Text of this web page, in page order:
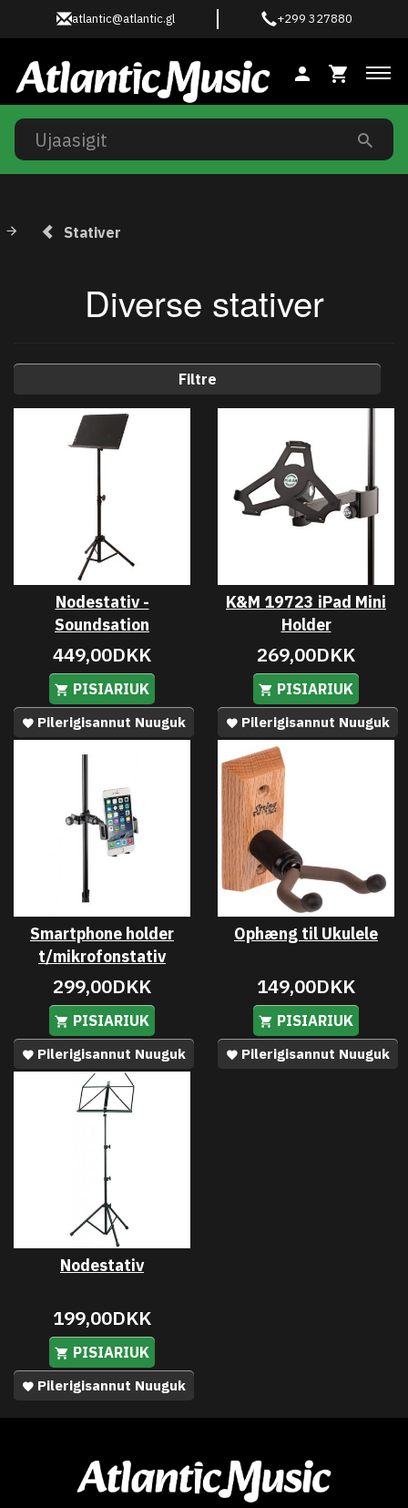
atlantic@atlantic.gl +299 327880
Stativer
Diverse stativer
Filtre
Nodestativ -
Soundsation
449,00DKK
PISIARIUK
Pilerigisannut Nuuguk
K&M 19723 iPad Mini
Holder
269,00DKK
PISIARIUK
Pilerigisannut Nuuguk
Smartphone holder
t/mikrofonstativ
299,00DKK
PISIARIUK
Pilerigisannut Nuuguk
Ophæng til Ukulele
149,00DKK
PISIARIUK
Pilerigisannut Nuuguk
Nodestativ
199,00DKK
PISIARIUK
Pilerigisannut Nuuguk